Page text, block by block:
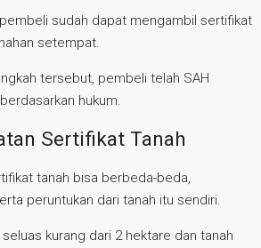
sudah dapat mengambil sertifikat
setempat.
tersebut, pembeli telah SAH
hukum.
Sertifikat Tanah
tanah bisa berbeda-beda,
peruntukan dari tanah itu sendiri.
kurang dari 2 hektare dan tanah